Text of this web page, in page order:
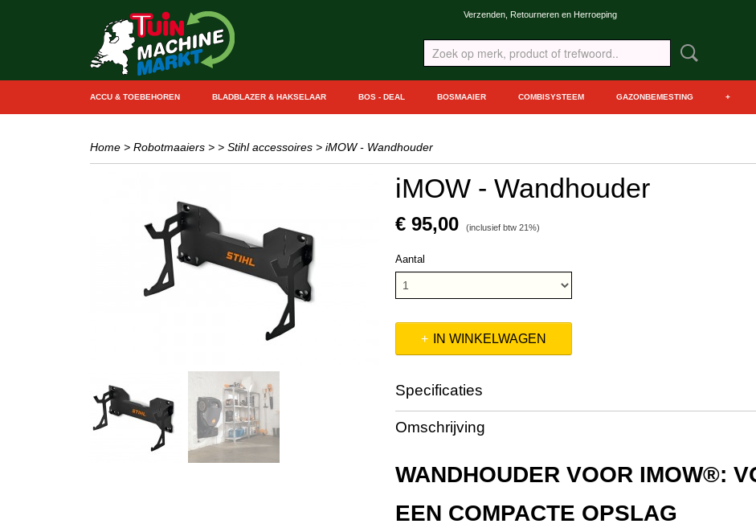
Verzenden, Retourneren en Herroeping
ACCU & TOEBEHOREN BLADBLAZER & HAKSELAAR BOS - DEAL BOSMAAIER COMBISYSTEEM GAZONBEMESTING +
Home > Robotmaaiers > > Stihl accessoires > iMOW - Wandhouder
iMOW - Wandhouder
€ 95,00 (inclusief btw 21%)
Aantal
IN WINKELWAGEN
Specificaties
Productcode leverancier
Omschrijving
WANDHOUDER VOOR IMOW®:
EEN COMPACTE OPSLAG